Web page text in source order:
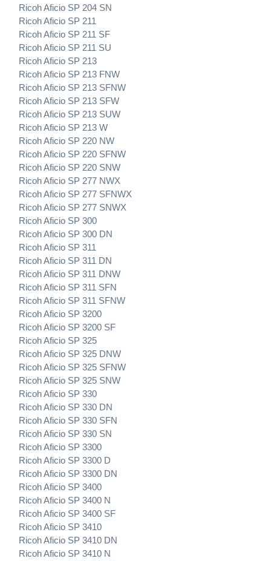
Ricoh Aficio SP 204 SN
Ricoh Aficio SP 211
Ricoh Aficio SP 211 SF
Ricoh Aficio SP 211 SU
Ricoh Aficio SP 213
Ricoh Aficio SP 213 FNW
Ricoh Aficio SP 213 SFNW
Ricoh Aficio SP 213 SFW
Ricoh Aficio SP 213 SUW
Ricoh Aficio SP 213 W
Ricoh Aficio SP 220 NW
Ricoh Aficio SP 220 SFNW
Ricoh Aficio SP 220 SNW
Ricoh Aficio SP 277 NWX
Ricoh Aficio SP 277 SFNWX
Ricoh Aficio SP 277 SNWX
Ricoh Aficio SP 300
Ricoh Aficio SP 300 DN
Ricoh Aficio SP 311
Ricoh Aficio SP 311 DN
Ricoh Aficio SP 311 DNW
Ricoh Aficio SP 311 SFN
Ricoh Aficio SP 311 SFNW
Ricoh Aficio SP 3200
Ricoh Aficio SP 3200 SF
Ricoh Aficio SP 325
Ricoh Aficio SP 325 DNW
Ricoh Aficio SP 325 SFNW
Ricoh Aficio SP 325 SNW
Ricoh Aficio SP 330
Ricoh Aficio SP 330 DN
Ricoh Aficio SP 330 SFN
Ricoh Aficio SP 330 SN
Ricoh Aficio SP 3300
Ricoh Aficio SP 3300 D
Ricoh Aficio SP 3300 DN
Ricoh Aficio SP 3400
Ricoh Aficio SP 3400 N
Ricoh Aficio SP 3400 SF
Ricoh Aficio SP 3410
Ricoh Aficio SP 3410 DN
Ricoh Aficio SP 3410 N